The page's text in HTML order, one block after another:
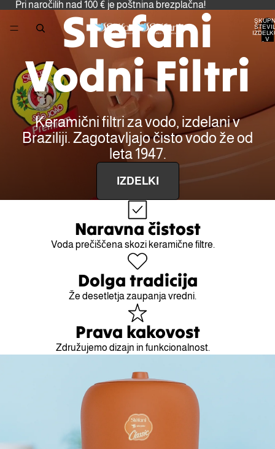
Pri naročilih nad 100 € je poštnina brezplačna!
V
Stefani
Vodni Filtri
Keramični filtri za vodo, izdelani v
Braziliji. Zagotavljajo čisto vodo že od
leta 1947.
IZDELKI
Naravna čistost
Voda prečiščena skozi keramične filtre.
Dolga tradicija
Že desetletja zaupanja vredni.
Prava kakovost
Združujemo dizajn in funkcionalnost.